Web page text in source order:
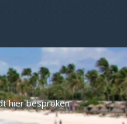
hier besproken